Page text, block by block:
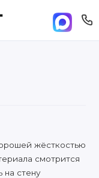
жёсткостью
смотрится
на стену